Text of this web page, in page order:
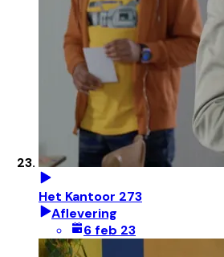
Het Kantoor 273
Aflevering
6 feb 23